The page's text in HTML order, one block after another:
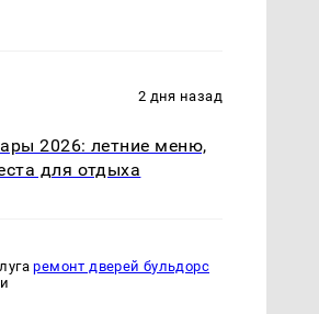
2 дня назад
2026: летние меню,
для отдыха
ремонт дверей бульдорс